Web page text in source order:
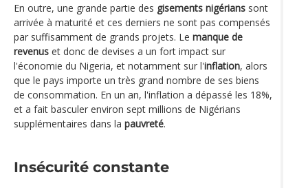
En outre, une grande partie des gisements nigérians sont
arrivée à maturité et ces derniers ne sont pas compensés
par suffisamment de grands projets. Le manque de
revenus et donc de devises a un fort impact sur
l'économie du Nigeria, et notamment sur l'inflation, alors
que le pays importe un très grand nombre de ses biens
de consommation. En un an, l'inflation a dépassé les 18%,
et a fait basculer environ sept millions de Nigérians
supplémentaires dans la pauvreté.
Insécurité constante